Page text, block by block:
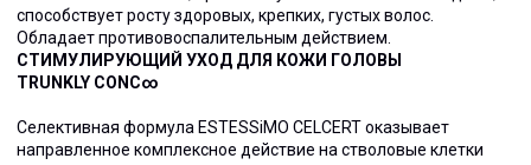
способствует росту здоровых, крепких, густых волос.
Обладает противовоспалительным действием.
СТИМУЛИРУЮЩИЙ УХОД ДЛЯ КОЖИ ГОЛОВЫ
TRUNKLY CONC∞
Селективная формула ESTESSiMO CELCERT оказывает
направленное комплексное действие на стволовые клетки